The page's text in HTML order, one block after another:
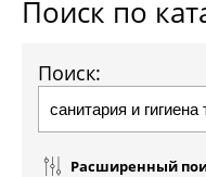
Поиск по
Поиск:
Расширенный